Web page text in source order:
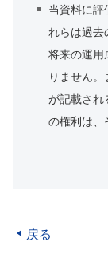
当資料に
れらは過去
将来の運用
りません
が記載され
の権利は、
戻る